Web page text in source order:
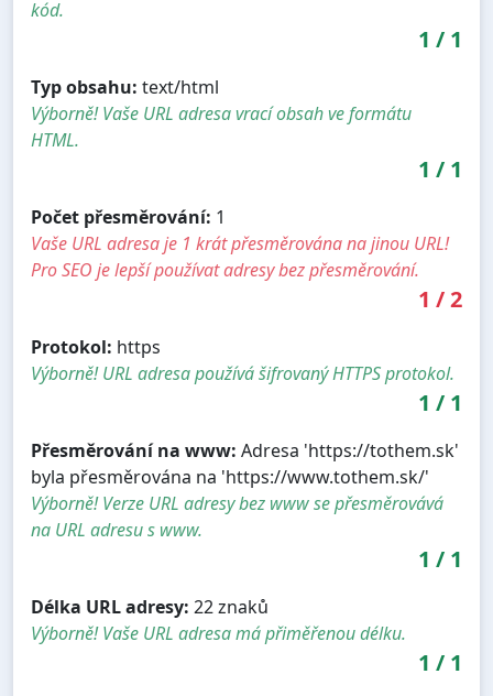
kód.
1 / 1
Typ obsahu: text/html
Výborně! Vaše URL adresa vrací obsah ve formátu
HTML.
1 / 1
Počet přesměrování: 1
Vaše URL adresa je 1 krát přesměrována na jinou URL!
Pro SEO je lepší používat adresy bez přesměrování.
1 /2
Protokol: https
Výborně! URL adresa používá šifrovaný HTTPS protokol.
1 / 1
Přesměrování na www: Adresa 'https://tothem.sk'
byla přesměrována na 'https://www.tothem.sk/'
Výborně! Verze URL adresy bez www se přesměrovává
na URL adresu s www.
1 / 1
Délka URL adresy: 22 znaků
Výborně! Vaše URL adresa má přiměřenou délku.
1 / 1